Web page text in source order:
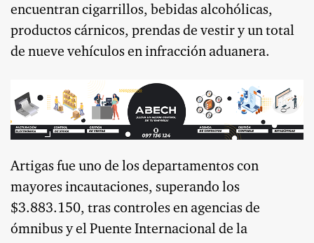
encuentran cigarrillos, bebidas alcohólicas,
productos cárnicos, prendas de vestir y un total
de nueve vehículos en infracción aduanera.
Artigas fue uno de los departamentos con
mayores incautaciones, superando los
$3.883.150, tras controles en agencias de
ómnibus y el Puente Internacional de la